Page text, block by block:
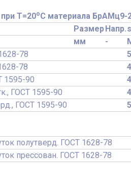
Т=20oС материала БрАМц9-
РазмерНапр.s
мм -
78
78
1595-90
ГОСТ 1595-90
ГОСТ 1595-90
полутверд. ГОСТ 1628-78
прессован. ГОСТ 1628-78